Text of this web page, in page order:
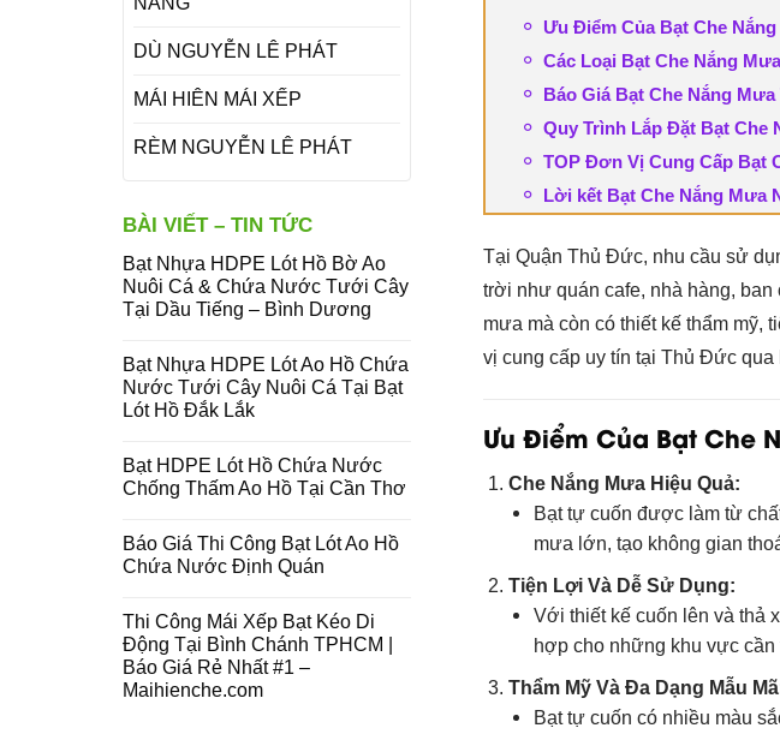
DÙ NGUYỄN LÊ PHÁT
MÁI HIÊN MÁI XẾP
RÈM NGUYỄN LÊ PHÁT
BÀI VIẾT – TIN TỨC
Bạt Nhựa HDPE Lót Hồ Bờ Ao
Nuôi Cá & Chứa Nước Tưới Cây
Tại Dầu Tiếng – Bình Dương
Bạt Nhựa HDPE Lót Ao Hồ Chứa
Nước Tưới Cây Nuôi Cá Tại Bạt
Lót Hồ Đắk Lắk
Bạt HDPE Lót Hồ Chứa Nước
Chống Thấm Ao Hồ Tại Cần Thơ
Báo Giá Thi Công Bạt Lót Ao Hồ
Chứa Nước Định Quán
Thi Công Mái Xếp Bạt Kéo Di
Động Tại Bình Chánh TPHCM |
Báo Giá Rẻ Nhất #1 –
Maihienche.com
Ưu Điểm Của Bạt Che
Các Loại Bạt Che Nắng
Báo Giá Bạt Che Nắng
Quy Trình Lắp Đặt Bạt Che
TOP Đơn Vị Cung Cấp Bạt
Lời kết Bạt Che Nắng Mưa
Tại Quận Thủ Đức, nhu cầu sử
trời như quán cafe, nhà hàng,
mưa mà còn có thiết kế thẩm mỹ,
vị cung cấp uy tín tại Thủ Đức qua
Ưu Điểm Của Bạt Che
Che Nắng Mưa Hiệu Quả:
Bạt tự cuốn được làm từ
mưa lớn, tạo không gian
Tiện Lợi Và Dễ Sử Dụng:
Với thiết kế cuốn lên và thả
hợp cho những khu vực cần
Thẩm Mỹ Và Đa Dạng Mẫu
Bạt tự cuốn có nhiều màu